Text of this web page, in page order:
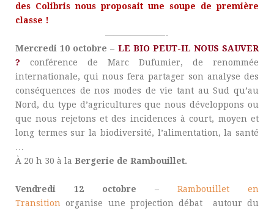
des Colibris nous proposait une soupe de première
classe !
———————-
Mercredi 10 octobre– LE BIO PEUT-IL NOUS SAUVER
? conférence de Marc Dufumier, de renommée
internationale, qui nous fera partager son analyse des
conséquences de nos modes de vie tant au Sud qu’au
Nord, du type d’agricultures que nous développons ou
que nous rejetons et des incidences à court, moyen et
long termes sur la biodiversité, l’alimentation, la santé
À 20 h 30 à la Bergerie de Rambouillet.
Vendredi 12 octobre – Rambouillet en
Transition organise une projection débat autour du